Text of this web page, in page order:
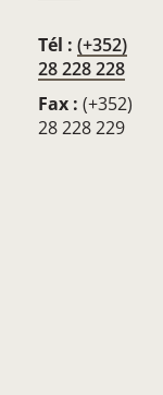
Tél : (+352)
28 228 228
Fax : (+352)
28 228 229